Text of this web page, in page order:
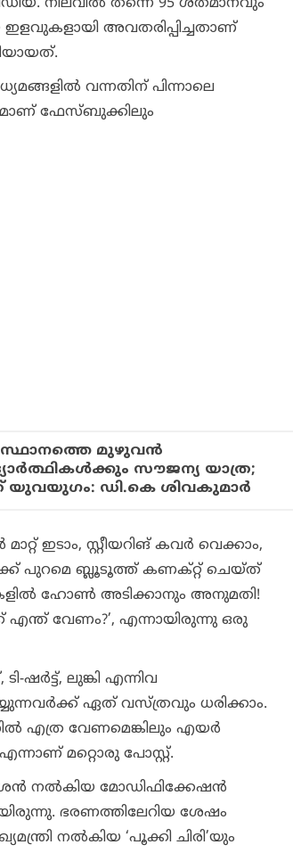
അവതരിപ്പിച്ചതാണ്
വന്നതിന് പിന്നാലെ
ഫേസ്ബുക്കിലും
മുഴുവന്‍
സൗജന്യ യാത്ര;
യുവയുഗം: ഡി.കെ ശിവകുമാര്‍
ഇടാം, സ്റ്റീയറിങ് കവര്‍ വെക്കാം,
പുറമെ ബ്ലൂടൂത്ത് കണക്റ്റ് ചെയ്ത്
ഹോണ്‍ അടിക്കാനും അനുമതി!
വേണം?’, എന്നായിരുന്നു ഒരു
ഷര്‍ട്ട്, ലുങ്കി എന്നിവ
ഏത് വസ്ത്രവും ധരിക്കാം.
എത്ര വേണമെങ്കിലും എയര്‍
മറ്റൊരു പോസ്റ്റ്.
നല്‍കിയ മോഡിഫിക്കേഷന്‍
ഭരണത്തിലേറിയ ശേഷം
നല്‍കിയ ‘പൂക്കി ചിരി’യും